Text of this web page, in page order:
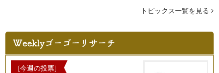
かわいい母の日アイシングクッキー！
こんにちは！お菓子研究家の橋本清美です。 今回は、…
オーブンなし！簡単極上なめらかプリン
こんにちは！ お菓子研究家 橋本清美です。 今回は…
トピックス一覧を見る
[今週の投票]